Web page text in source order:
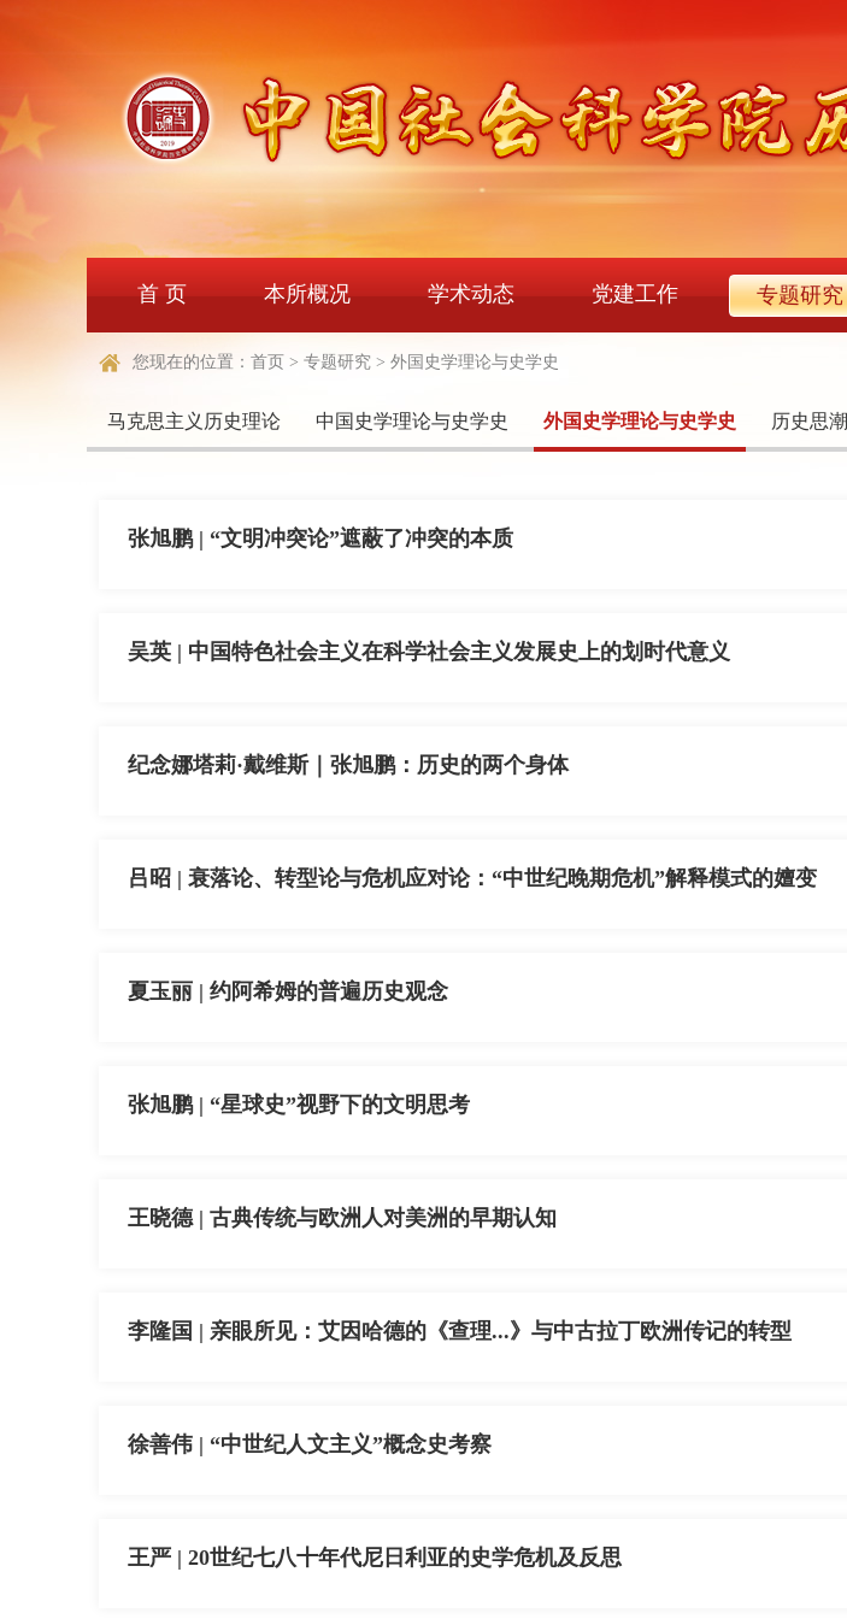
首 页 本所概况 学术动态 党建工作 专题研究
您现在的位置： 首页 > 专题研究 > 外国史学理论与史学史
马克思主义历史理论 中国史学理论与史学史 外国史学理论与史学史 历史思潮
张旭鹏 | “文明冲突论”遮蔽了冲突的本质
吴英 | 中国特色社会主义在科学社会主义发展史上的划时代意义
纪念娜塔莉·戴维斯｜张旭鹏：历史的两个身体
吕昭 | 衰落论、转型论与危机应对论：“中世纪晚期危机”解释模式的嬗变
夏玉丽 | 约阿希姆的普遍历史观念
张旭鹏 | “星球史”视野下的文明思考
王晓德 | 古典传统与欧洲人对美洲的早期认知
李隆国 | 亲眼所见：艾因哈德的《查理...》与中古拉丁欧洲传记的转型
徐善伟 | “中世纪人文主义”概念史考察
王严 | 20世纪七八十年代尼日利亚的史学危机及反思